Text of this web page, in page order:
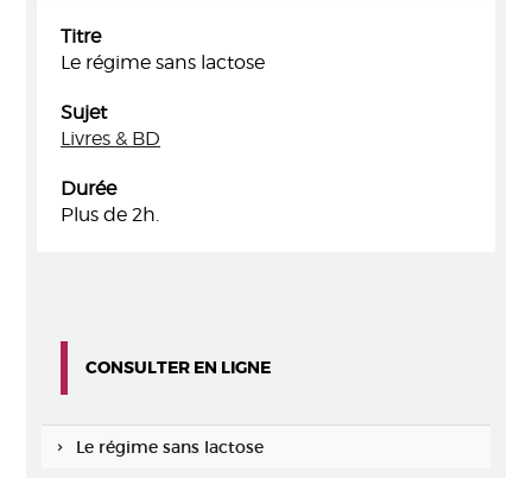
Titre
Le régime sans lactose
Sujet
Livres & BD
Durée
Plus de 2h.
CONSULTER EN LIGNE
Le régime sans lactose